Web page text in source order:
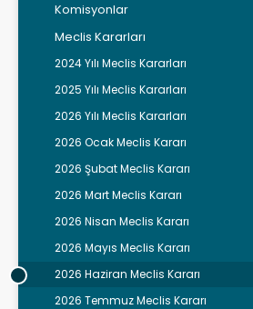
Komisyonlar
Meclis Kararları
2024 Yılı Meclis Kararları
2025 Yılı Meclis Kararları
2026 Yılı Meclis Kararları
2026 Ocak Meclis Kararı
2026 Şubat Meclis Kararı
2026 Mart Meclis Kararı
2026 Nisan Meclis Kararı
2026 Mayıs Meclis Kararı
2026 Haziran Meclis Kararı
2026 Temmuz Meclis Kararı